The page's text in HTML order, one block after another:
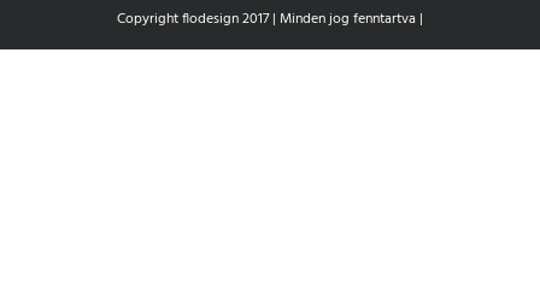
Copyright flodesign 2017 | Minden jog fenntartva |